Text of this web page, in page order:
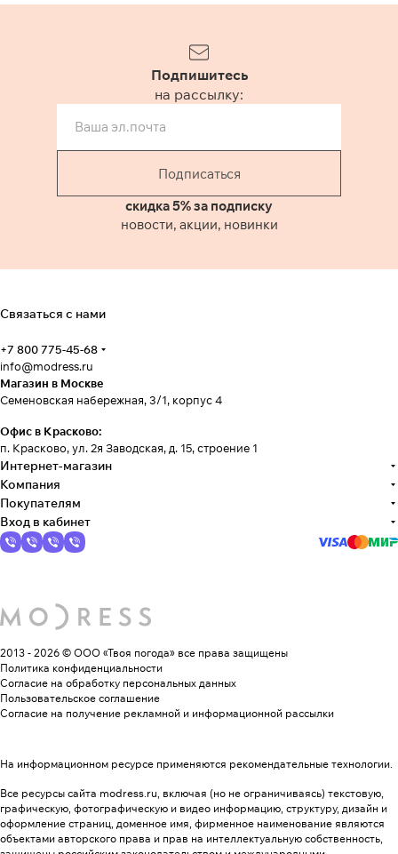
Подпишитесь
на рассылку:
Подписаться
скидка 5% за подписку
новости, акции, новинки
Связаться с нами
+7 800 775-45-68
info@modress.ru
Магазин в Москве
Семеновская набережная, 3/1, корпус 4
Офис в Красково:
п. Красково, ул. 2я Заводская, д. 15, строение 1
Интернет-магазин
Компания
Покупателям
Вход в кабинет
2013 - 2026 © ООО «Твоя погода» все права защищены
Политика конфиденциальности
Согласие на обработку персональных данных
Пользовательское соглашение
Согласие на получение рекламной и информационной рассылки
На информационном ресурсе применяются рекомендательные технологии.
Все ресурсы сайта modress.ru, включая (но не ограничиваясь) текстовую,
графическую, фотографическую и видео информацию, структуру, дизайн и
оформление страниц, доменное имя, фирменное наименование являются
объектами авторского права и прав на интеллектуальную собственность,